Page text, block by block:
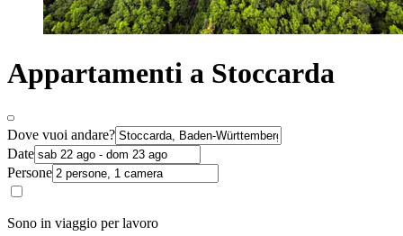
Appartamenti a Stoccarda
Dove vuoi andare?
Date
Persone
Sono in viaggio per lavoro